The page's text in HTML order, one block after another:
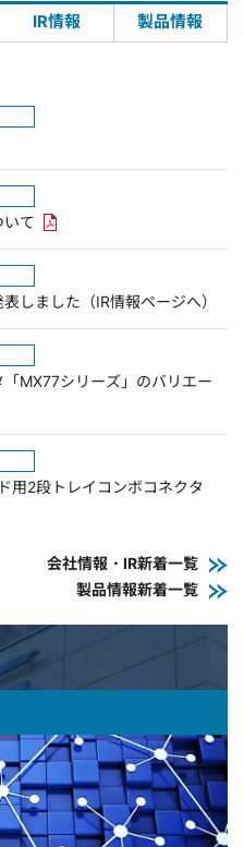
IR情報 製品情報
て PDFリンクを新しいウィンド
しました（IR情報ページへ）
MX77シリーズ」のバリエー
用2段トレイコンボコネクタ
会社情報・IR新着一覧
製品情報新着一覧